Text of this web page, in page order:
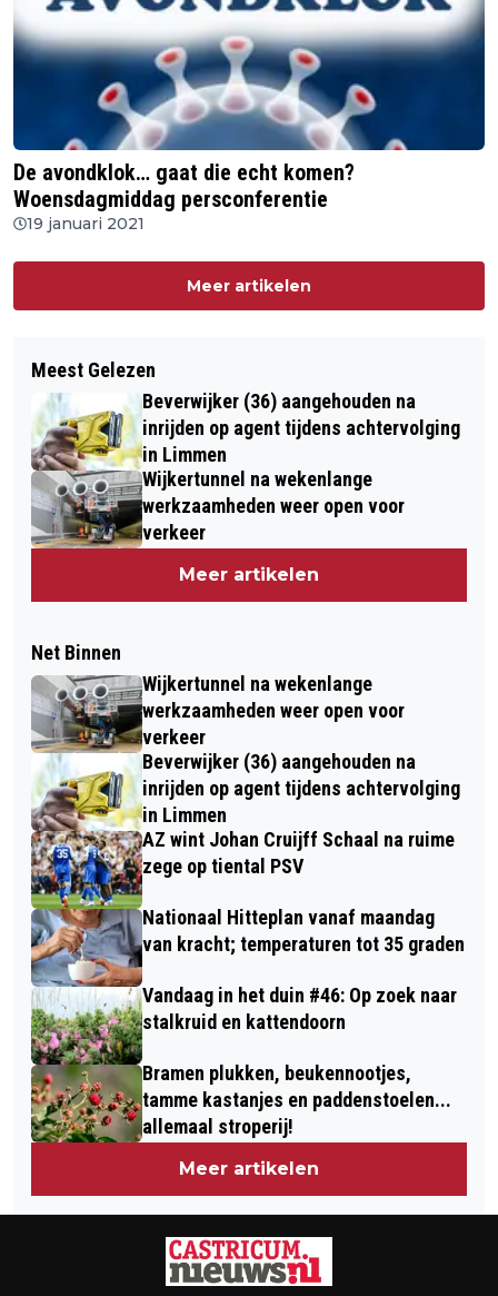
De avondklok… gaat die echt komen?
Woensdagmiddag persconferentie
19 januari 2021
Meer artikelen
Meest Gelezen
Beverwijker (36) aangehouden na
inrijden op agent tijdens achtervolging
in Limmen
Wijkertunnel na wekenlange
werkzaamheden weer open voor
verkeer
Meer artikelen
Net Binnen
Wijkertunnel na wekenlange
werkzaamheden weer open voor
verkeer
Beverwijker (36) aangehouden na
inrijden op agent tijdens achtervolging
in Limmen
AZ wint Johan Cruijff Schaal na ruime
zege op tiental PSV
Nationaal Hitteplan vanaf maandag
van kracht; temperaturen tot 35 graden
Vandaag in het duin #46: Op zoek naar
stalkruid en kattendoorn
Bramen plukken, beukennootjes,
tamme kastanjes en paddenstoelen...
allemaal stroperij!
Meer artikelen